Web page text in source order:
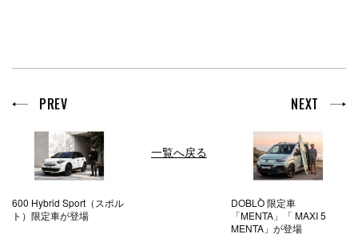
PREV
600 Hybrid Sport（スポル
ト）限定車が登場
一覧へ戻る
NEXT
DOBLÒ 限定車
「MENTA」「 MAXI 5
MENTA」が登場